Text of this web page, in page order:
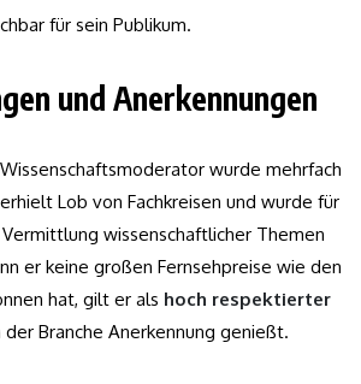
für sein Publikum.
und Anerkennungen
wurde mehrfach
Lob von Fachkreisen und wurde für
wissenschaftlicher Themen
er keine großen Fernsehpreise wie den
hat, gilt er als hoch respektierter
der Branche Anerkennung genießt.